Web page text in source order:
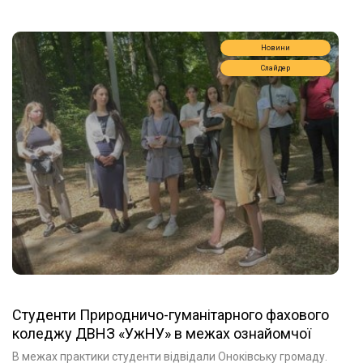
Новини
Слайдер
Студенти Природничо-гуманітарного фахового
коледжу ДВНЗ «УжНУ» в межах ознайомчої
практики провели еко-зустріч із
В межах практики студенти відвідали Оноківську громаду.